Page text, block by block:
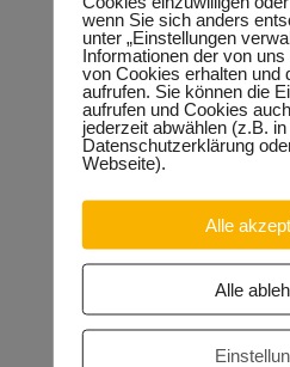
Neueste Beiträge
Sondervermögen für die
Entscheidung! 30.04.2026
Halle: Erhöhung der
Orgacid-Altlasten: Bund und
Halle: Sondervermögen
nutzen!
Lehrpläne: Grundsteine für
Grundschule gelegt 23.01.2026
wenn Sie sich anders
unter „Einstellungen
Informationen der von
von Cookies erhalten und
aufrufen. Sie können die
aufrufen und Cookies
jederzeit abwählen (z.B. in
Datenschutzerklärung
Webseite).
Alle
Alle